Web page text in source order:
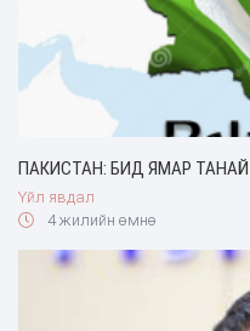
ПАКИСТАН: БИД ЯМАР ТАНАЙ
Үйл явдал
4 жилийн өмнө